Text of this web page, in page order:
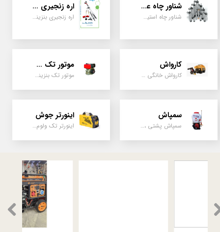
شناور چاه عمیق
شناور چاه استیل ، تک فاز و سه فاز، یک اینچ به بالا
اره زنجیری / علفتراش
اره زنجیری بنزینی ، علفتراش دو زمانه و چهار زمانه ، دوشی و پشتی
کارواش
کارواش خانگی و صنعتی و نیمه صنعتی
موتور تک سیلندر
موتور تک بنزینی ، دیزلی، کارتینگی ، تیلری
سمپاش
سمپاش پشتی ، زمبه ای ، فرغونی ، دستی ، موتوری
اینورتر جوش
اینورتر تک ولوم و دو ولوم امپر بالا